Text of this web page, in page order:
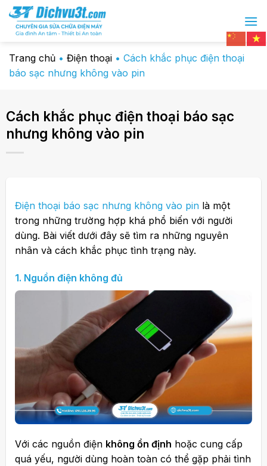
Chuyển
đến
dung
Trang chủ • Điện thoại • Cách khắc phục điện thoại
báo sạc nhưng không vào pin
Cách khắc phục điện thoại báo sạc
nhưng không vào pin
Điện thoại báo sạc nhưng không vào pinlà một
trong những trường hợp khá phổ biến với người
dùng. Bài viết dưới đây sẽ tìm ra những nguyên
nhân và cách khắc phục tình trạng này.
1. Nguồn điện không đủ
Với các nguồn điện không ổn định hoặc cung cấp
quá yếu, người dùng hoàn toàn có thể gặp phải tình